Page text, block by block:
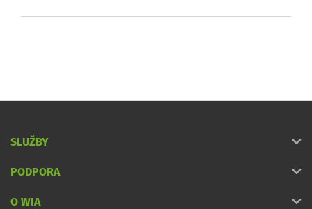
SLUŽBY
PODPORA
O WIA